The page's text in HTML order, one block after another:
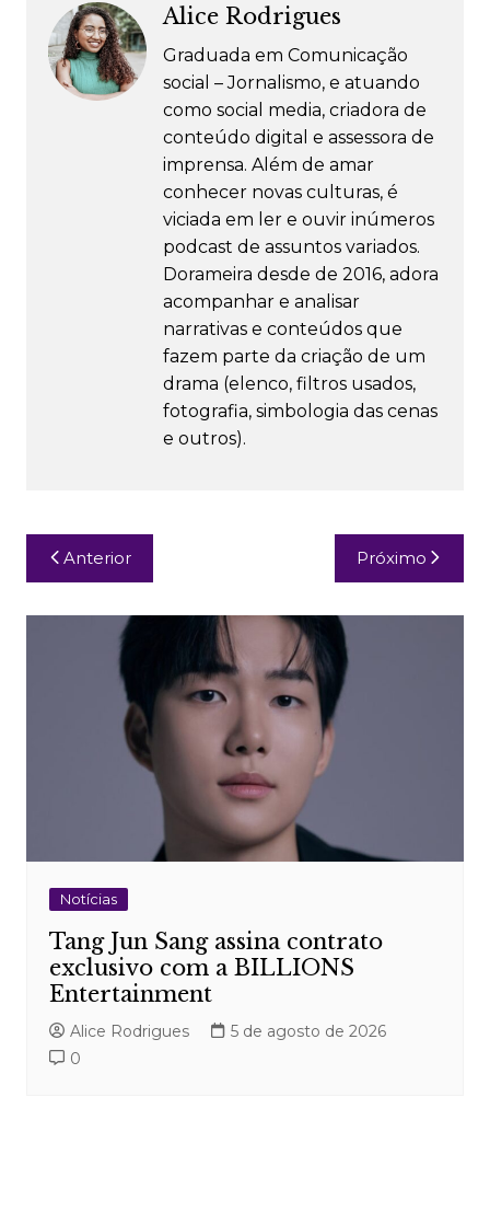
Alice Rodrigues
Graduada em Comunicação
social – Jornalismo, e atuando
como social media, criadora de
conteúdo digital e assessora de
imprensa. Além de amar
conhecer novas culturas, é
viciada em ler e ouvir inúmeros
podcast de assuntos variados.
Dorameira desde de 2016, adora
acompanhar e analisar
narrativas e conteúdos que
fazem parte da criação de um
drama (elenco, filtros usados,
fotografia, simbologia das cenas
e outros).
Navegação
de
Post
Anterior Próximo
Notícias
Tang Jun Sang assina contrato
exclusivo com a BILLIONS
Entertainment
Alice Rodrigues
5 de agosto de 2026
0